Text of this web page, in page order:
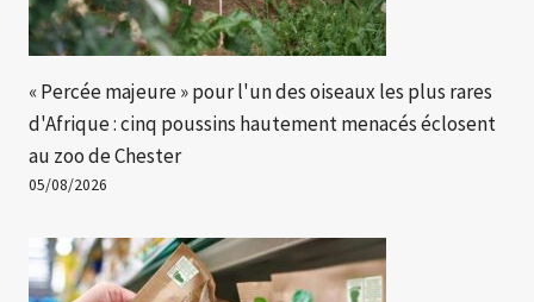
« Percée majeure » ​​pour l'un des oiseaux les plus rares
d'Afrique : cinq poussins hautement menacés éclosent
au zoo de Chester
05/08/2026